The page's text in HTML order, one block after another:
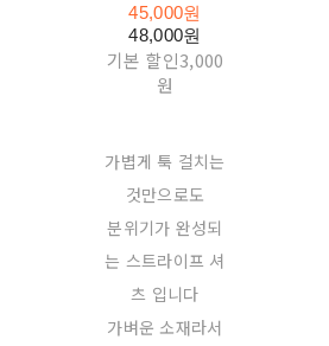
45,000원
48,000원
기본 할인3,000
원
가볍게 툭 걸치는
것만으로도
분위기가 완성되
는 스트라이프 셔
츠 입니다
가벼운 소재라서